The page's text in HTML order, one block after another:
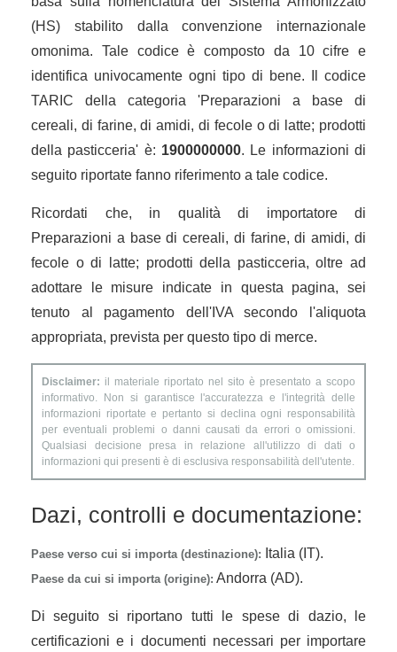
(HS) stabilito dalla convenzione internazionale
omonima. Tale codice è composto da 10 cifre e
identifica univocamente ogni tipo di bene. Il codice
TARIC della categoria 'Preparazioni a base di
cereali, di farine, di amidi, di fecole o di latte; prodotti
della pasticceria' è: 1900000000. Le informazioni di
seguito riportate fanno riferimento a tale codice.
Ricordati che, in qualità di importatore di
Preparazioni a base di cereali, di farine, di amidi, di
fecole o di latte; prodotti della pasticceria, oltre ad
adottare le misure indicate in questa pagina, sei
tenuto al pagamento dell'IVA secondo l'aliquota
appropriata, prevista per questo tipo di merce.
Disclaimer: il materiale riportato nel sito è presentato a scopo
informativo. Non si garantisce l'accuratezza e l'integrità delle
informazioni riportate e pertanto si declina ogni responsabilità
per eventuali problemi o danni causati da errori o omissioni.
Qualsiasi decisione presa in relazione all'utilizzo di dati o
informazioni qui presenti è di esclusiva responsabilità dell'utente.
Dazi, controlli e documentazione:
Paese verso cui si importa (destinazione): Italia (IT).
Paese da cui si importa (origine): Andorra (AD).
Di seguito si riportano tutti le spese di dazio, le
certificazioni e i documenti necessari per importare